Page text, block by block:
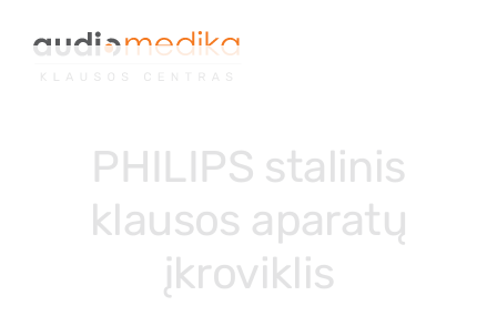
content
PHILIPS stalinis
klausos aparatų
įkroviklis